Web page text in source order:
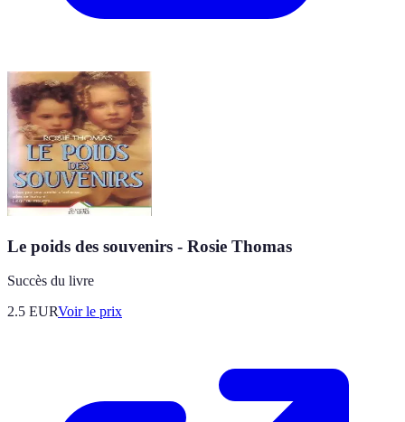
Le poids des souvenirs - Rosie Thomas
Succès du livre
2.5 EURVoir le prix